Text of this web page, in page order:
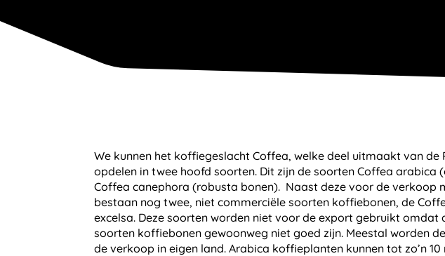
We kunnen het koffiegeslacht Coffea, welke deel uitmaakt van de
opdelen in twee hoofd soorten. Dit zijn de soorten Coffea arabica
Coffea canephora (robusta bonen). Naast deze voor de verkoop
bestaan nog twee, niet commerciële soorten koffiebonen, de
excelsa. Deze soorten worden niet voor de export gebruikt omdat
soorten koffiebonen gewoonweg niet goed zijn. Meestal worden
de verkoop in eigen land. Arabica koffieplanten kunnen tot zo’n